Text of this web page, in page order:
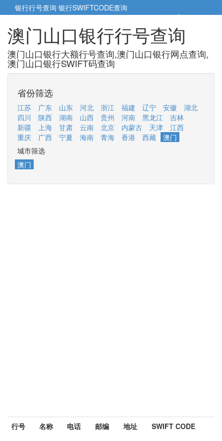
银行行号查询 银行SWIFTCODE查询
5cm小帮手5cm.cn
澳门山口银行行号查询
澳门山口银行大额行号查询,澳门山口银行网点查询,
澳门山口银行SWIFT码查询
省份筛选
江苏 广东 山东 河北 浙江 福建 辽宁 安徽
湖北
四川
陕西 湖南 山西 贵州 河南 黑龙江
吉林
新疆
上海 甘肃 云南 北京 内蒙古 天津
江西
重庆
广西 宁夏 海南 青海 香港 西藏
澳门
城市筛选
澳门
行号 名称 电话 邮编 地址 SWIFT CODE